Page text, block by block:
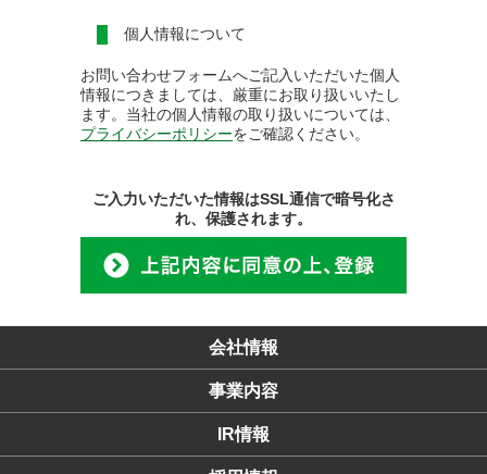
個人情報について
お問い合わせフォームへご記入いただいた個人
情報につきましては、厳重にお取り扱いいたし
ます。当社の個人情報の取り扱いについては、
プライバシーポリシーをご確認ください。
ご入力いただいた情報はSSL通信で暗号化さ
れ、保護されます。
会社情報
事業内容
IR情報